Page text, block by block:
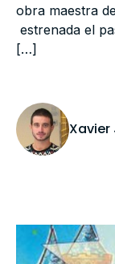
obra maestra
estrenada el
[…]